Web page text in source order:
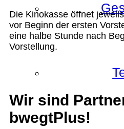
Die Kinokasse öffnet
vor Beginn der ersten
eine halbe Stunde nach
Vorstellung.
Wir sind
bwegtPlus!